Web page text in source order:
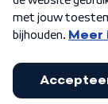
Algemene